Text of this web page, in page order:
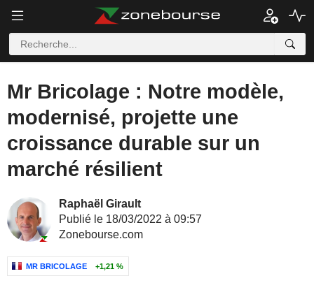
Mr Bricolage : Notre modèle,
modernisé, projette une
croissance durable sur un
marché résilient
Raphaël Girault
Publié le 18/03/2022 à 09:57
Zonebourse.com
MR BRICOLAGE +1,21 %